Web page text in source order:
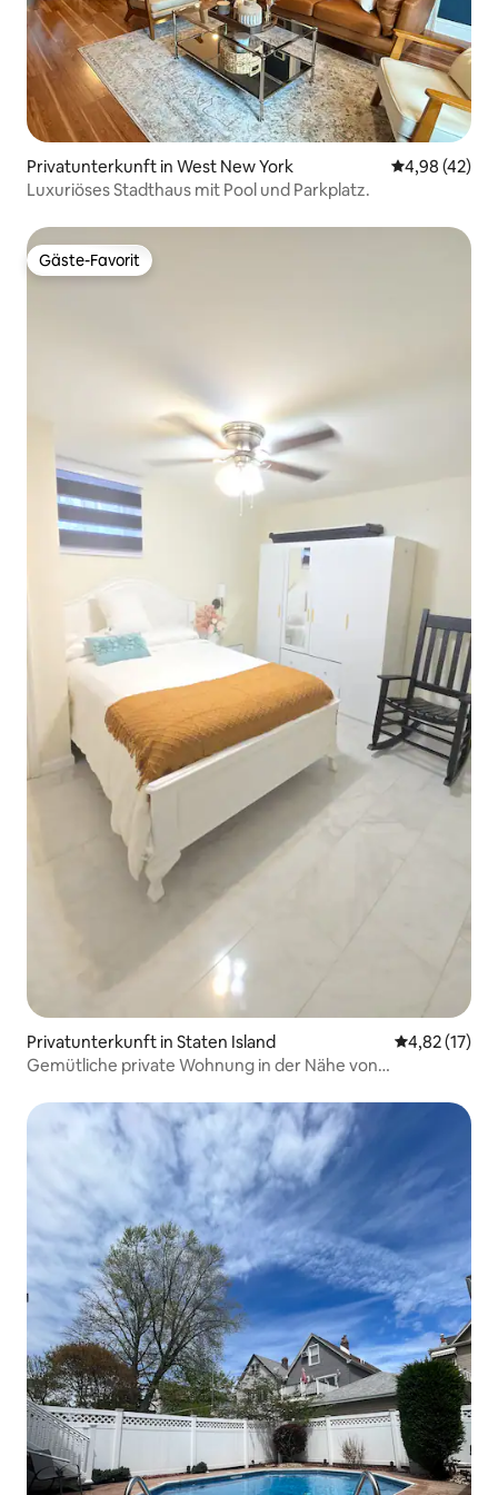
Privatunterkunft in West New York
4,98 (42)
Luxuriöses Stadthaus mit Pool und Parkplatz.
Gäste-Favorit
Gäste-Favorit
Privatunterkunft in Staten Island
4,82 (17)
Gemütliche private Wohnung in der Nähe von